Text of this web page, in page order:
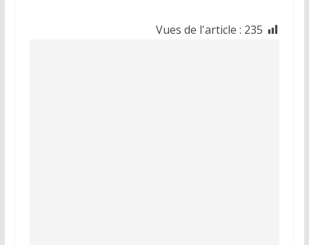
Vues de l'article : 235